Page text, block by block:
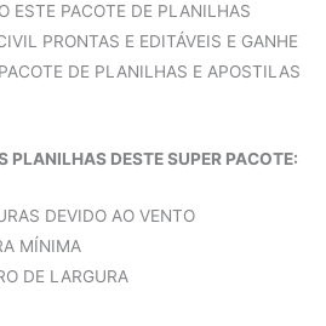
ESTE PACOTE DE PLANILHAS
PRONTAS E EDITÁVEIS E GANHE
DE PLANILHAS E APOSTILAS
PLANILHAS DESTE SUPER PACOTE:
DEVIDO AO VENTO
MÍNIMA
DE LARGURA